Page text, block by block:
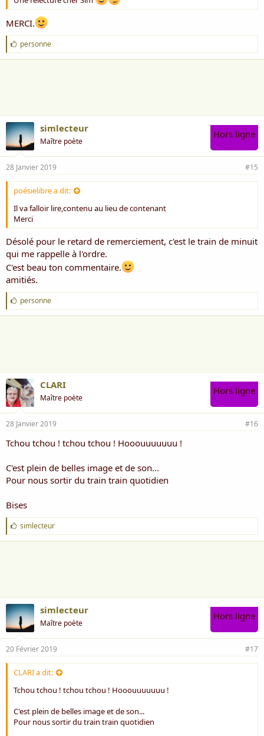
MERCI.
J
'
a
personne
simlecteur
Maître poète
Hors ligne
28 Janvier 2019 #15
poésielibre a dit:
Il va falloir lire,contenu au lieu de contenant
Merci
Désolé pour le retard de remerciement, c'est le train de minuit
qui me rappelle à l'ordre.
C'est beau ton commentaire.
amitiés.
J
'
a
personne
CLARI
Maître poète
Hors ligne
28 Janvier 2019 #16
Tchou tchou ! tchou tchou ! Hooouuuuuuu !
C'est plein de belles image et de son...
Pour nous sortir du train train quotidien
Bises
J
'
a
simlecteur
simlecteur
Maître poète
Hors ligne
20 Février 2019 #17
CLARI a dit:
Tchou tchou ! tchou tchou ! Hooouuuuuuu !
C'est plein de belles image et de son...
Pour nous sortir du train train quotidien